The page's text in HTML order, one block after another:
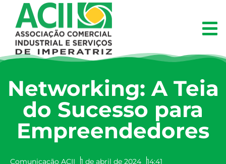
Networking: A Teia
do Sucesso para
Empreendedores
Comunicação ACII 1 de abril de 2024 14:41